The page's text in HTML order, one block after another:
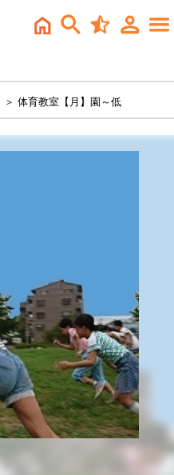
＞ 体育教室【月】園～低